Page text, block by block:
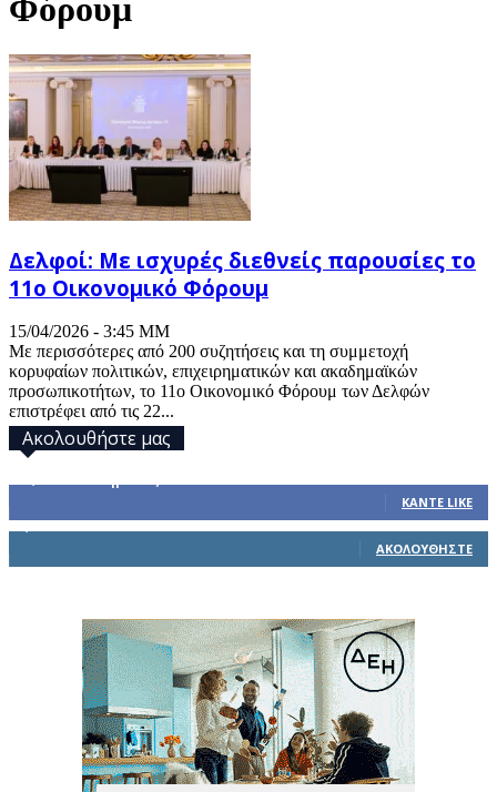
Φόρουμ
Δελφοί: Με ισχυρές διεθνείς παρουσίες το
11ο Οικονομικό Φόρουμ
15/04/2026 - 3:45 ΜΜ
Με περισσότερες από 200 συζητήσεις και τη συμμετοχή
κορυφαίων πολιτικών, επιχειρηματικών και ακαδημαϊκών
προσωπικοτήτων, το 11ο Οικονομικό Φόρουμ των Δελφών
επιστρέφει από τις 22...
Ακολουθήστε μας
ΚΆΝΤΕ LIKE
ΑΚΟΛΟΥΘΉΣΤΕ